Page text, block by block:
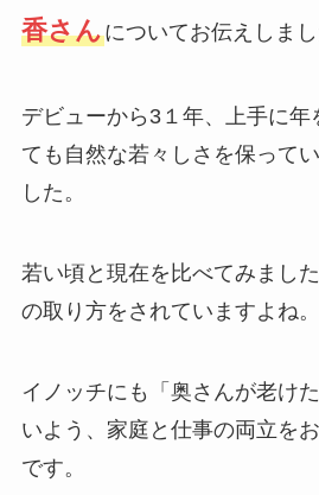
香さんについてお伝えしまし
デビューから3１年、上手に年
ても自然な若々しさを保って
した。
若い頃と現在を比べてみまし
の取り方をされていますよね。
イノッチにも「奥さんが老け
いよう、家庭と仕事の両立を
です。